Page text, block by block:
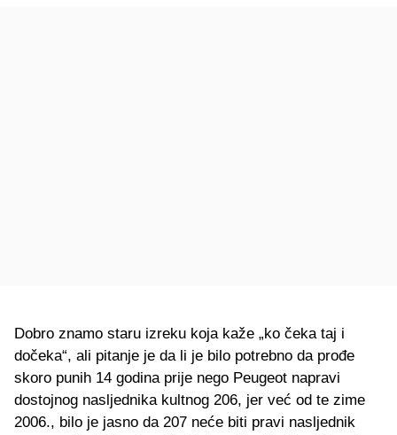
Dobro znamo staru izreku koja kaže „ko čeka taj i
dočeka“, ali pitanje je da li je bilo potrebno da prođe
skoro punih 14 godina prije nego Peugeot napravi
dostojnog nasljednika kultnog 206, jer već od te zime
2006., bilo je jasno da 207 neće biti pravi nasljednik